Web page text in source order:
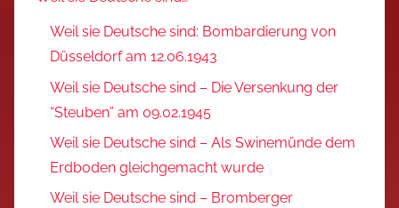
Weil sie Deutsche sind: Bombardierung von
Düsseldorf am 12.06.1943
Weil sie Deutsche sind – Die Versenkung der
“Steuben” am 09.02.1945
Weil sie Deutsche sind – Als Swinemünde dem
Erdboden gleichgemacht wurde
Weil sie Deutsche sind – Bromberger